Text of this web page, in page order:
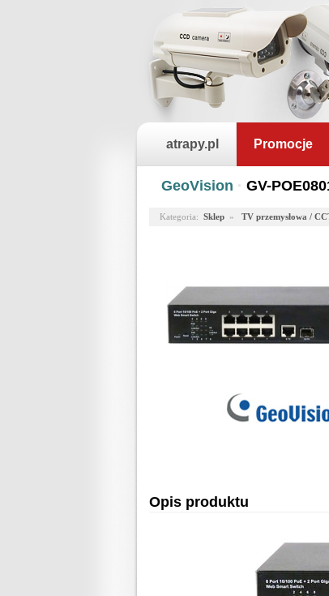
atrapy.pl Promocje
GeoVision · GV-
Kategoria: Sklep » TV przemysłowa /
Opis produktu